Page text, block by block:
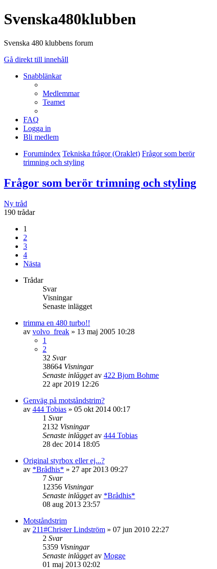
Svenska480klubben
Svenska 480 klubbens forum
Gå direkt till innehåll
Snabblänkar
Medlemmar
Teamet
FAQ
Logga in
Bli medlem
Forumindex Tekniska frågor (Oraklet) Frågor som berör
trimning och styling
Frågor som berör trimning och styling
Ny tråd
190 trådar
1
2
3
4
Nästa
Trådar
Svar
Visningar
Senaste inlägget
trimma en 480 turbo!!
av volvo_freak » 13 maj 2005 10:28
1
2
32 Svar
38664 Visningar
Senaste inläggetav 422 Bjorn Bohme
22 apr 2019 12:26
Genväg på motståndstrim?
av 444 Tobias » 05 okt 2014 00:17
1 Svar
2132 Visningar
Senaste inläggetav 444 Tobias
28 dec 2014 18:05
Original styrbox eller ej...?
av *Brådhis* » 27 apr 2013 09:27
7 Svar
12356 Visningar
Senaste inläggetav *Brådhis*
08 aug 2013 23:57
Motståndstrim
av 211#Christer Lindström » 07 jun 2010 22:27
2 Svar
5359 Visningar
Senaste inläggetav Mogge
01 maj 2013 02:02